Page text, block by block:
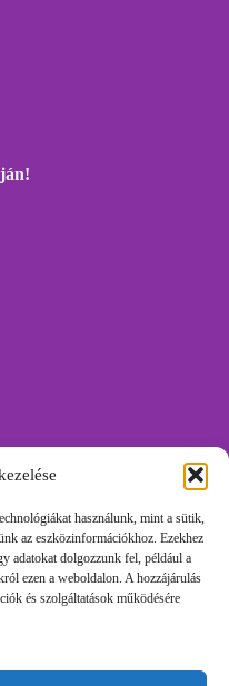
használunk, mint a sütik,
az eszközinformációkhoz. Ezekhez
adatokat dolgozzunk fel, például a
ezen a weboldalon. A hozzájárulás
és szolgáltatások működésére
ki az űrlapunkat és